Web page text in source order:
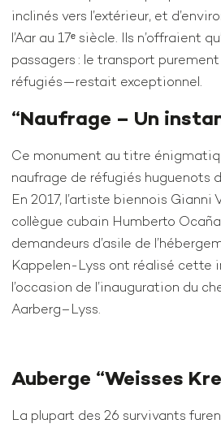
inclinés vers l’extérieur, et
l’Aar au 17ᵉ siècle. Ils n’offraient
passagers : le transport
réfugiés—restait exceptionnel.
“Naufrage – Un
Ce monument au titre
naufrage de réfugiés huguenots
En 2017, l’artiste biennois Gianni
collègue cubain Humberto
demandeurs d’asile de
Kappelen-Lyss ont réalisé cette
l’occasion de l’inauguration du
Aarberg–Lyss.
Auberge “Weisses
La plupart des 26 survivants